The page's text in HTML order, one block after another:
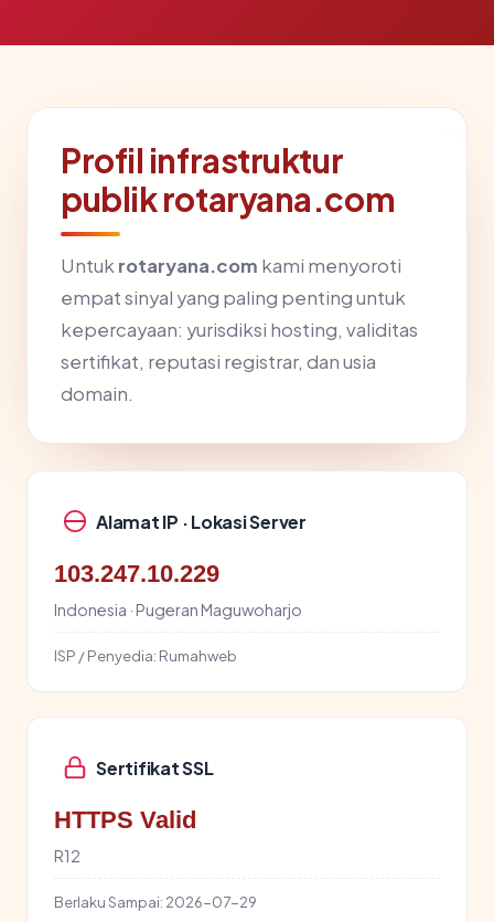
Profil infrastruktur
publik rotaryana.com
Untuk rotaryana.com kami menyoroti
empat sinyal yang paling penting untuk
kepercayaan: yurisdiksi hosting, validitas
sertifikat, reputasi registrar, dan usia
domain.
Alamat IP · Lokasi Server
103.247.10.229
Indonesia · Pugeran Maguwoharjo
ISP / Penyedia: Rumahweb
Sertifikat SSL
HTTPS Valid
R12
Berlaku Sampai: 2026-07-29